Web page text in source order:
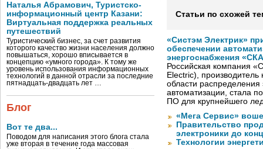
Наталья Абрамович, Туристско-
информационный центр Казани:
Виртуальная поддержка реальных
путешествий
Туристический бизнес, за счет развития
которого качество жизни населения должно
повышаться, хорошо вписывается в
концепцию «умного города». К тому же
уровень использования информационных
технологий в данной отрасли за последние
пятнадцать-двадцать лет …
Блог
Вот те два...
Поводом для написания этого блога стала
уже вторая в течение года массовая
Статьи по схожей
«Систэм Электрик»
обеспечении
энергоснабжения
Российская компания
Electric),
области распределения
автоматизации, стала
ПО для крупнейшего
«Мега Сервис»
Правительство
электроники до
Технологии